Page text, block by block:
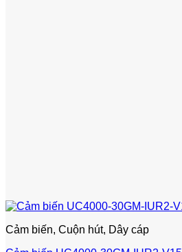
Cảm biến, Cuộn hút, Dây cáp